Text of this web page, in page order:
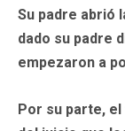
Su padre abrió
dado su padre
empezaron a
Por su parte,